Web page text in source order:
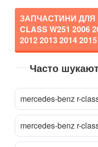
E-CLASS C238/
E-CLASS X213
EQC N293
G-CLASS W463
GL-CLASS X164
GL-CLASS X166
GLA-CLASS X156
Прикріпити файл
ЗАПЧАСТИНИ ДЛЯ
CLASS W251 2006
2012 2013 2014
Часто
mercedes-benz r-
mercedes-benz r-